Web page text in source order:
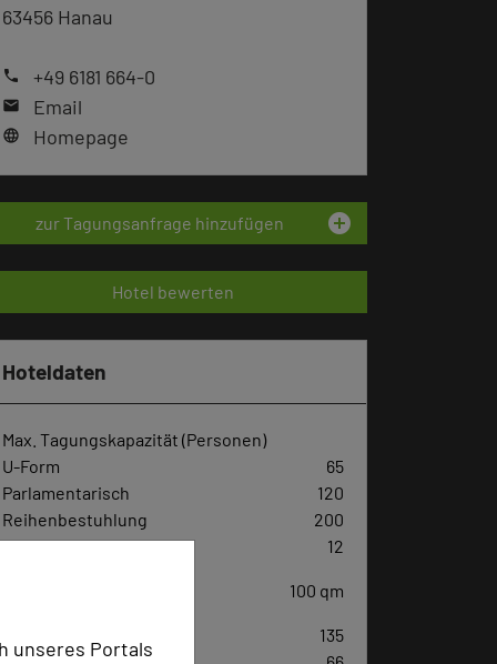
unseres Portals
63456 Hanau
phone +49 6181 664-0
mail Email
language Homepage
zur Tagungsanfrage hinzufügen add_circle
Hotel bewerten
Hoteldaten
Max. Tagungskapazität (Personen)
U-Form
65
Parlamentarisch
120
Reihenbestuhlung
200
Tagungsräume
12
100 qm
135